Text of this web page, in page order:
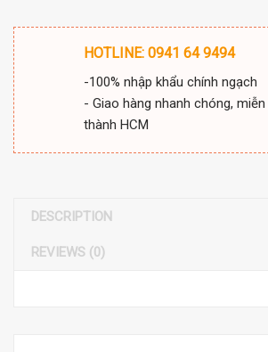
HOTLINE: 0941 64 9494
-100% nhập khẩu chính ngạch
- Giao hàng nhanh chóng,
thành HCM
DESCRIPTION
REVIEWS (0)